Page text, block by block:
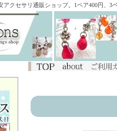
アクセサリ通販ショップ。1ペア400円、